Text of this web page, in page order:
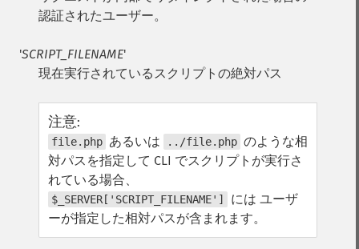
認証されたユーザー。
'SCRIPT_FILENAME'
現在実行されているスクリプトの絶対パス
注意:
file.php あるいは ../file.php のような相
対パスを指定して CLI でスクリプトが実行さ
れている場合、
$_SERVER['SCRIPT_FILENAME']
には ユーザ
ーが指定した相対パスが含まれます。